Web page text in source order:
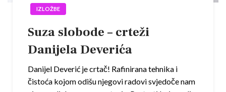
IZLOŽBE
Suza slobode – crteži
Danijela Deverića
Danijel Deverić je crtač! Rafinirana tehnika i
čistoća kojom odišu njegovi radovi svjedoče nam